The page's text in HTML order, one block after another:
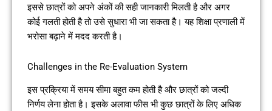
इससे छात्रों को अपने अंकों की सही जानकारी मिलती है और अगर
कोई गलती होती है तो उसे सुधारा भी जा सकता है। यह शिक्षा प्रणाली में
भरोसा बढ़ाने में मदद करती है।
Challenges in the Re-Evaluation System
इस प्रक्रिया में समय सीमा बहुत कम होती है और छात्रों को जल्दी
निर्णय लेना होता है। इसके अलावा फीस भी कुछ छात्रों के लिए अधिक